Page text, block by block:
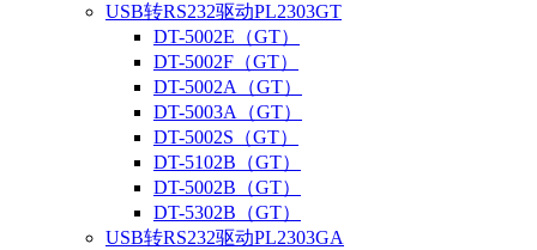
USB转RS232驱动PL2303GT
DT-5002E（GT）
DT-5002F（GT）
DT-5002A（GT）
DT-5003A（GT）
DT-5002S（GT）
DT-5102B（GT）
DT-5002B（GT）
DT-5302B（GT）
USB转RS232驱动PL2303GA